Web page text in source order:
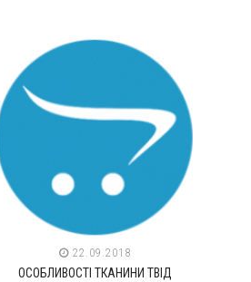
22.09.2018
ОСОБЛИВОСТІ ТКАНИНИ ТВІД